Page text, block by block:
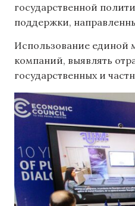
государственной
поддержки,
Использование единой
компаний, выявлять
государственных и